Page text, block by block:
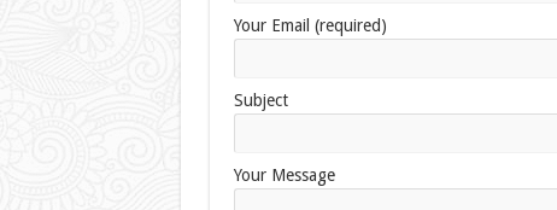
Your Email (required)
Subject
Your Message